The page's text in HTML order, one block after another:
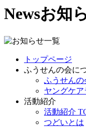
Newsお知
トップページ
ふうせんの会に
ふうせんの
ヤングケ
活動紹介
活動紹介
つどいとは